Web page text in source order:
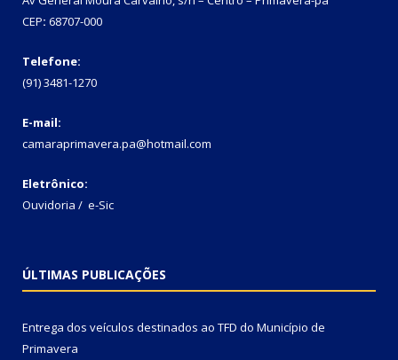
CEP: 68707-000
Telefone:
(91) 3481-1270
E-mail:
camaraprimavera.pa@hotmail.com
Eletrônico:
Ouvidoria / e-Sic
ÚLTIMAS PUBLICAÇÕES
Entrega dos veículos destinados ao TFD do Município de
Primavera